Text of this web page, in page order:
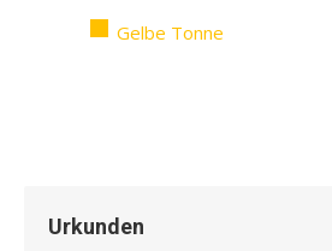
Gelbe Tonne
Urkunden